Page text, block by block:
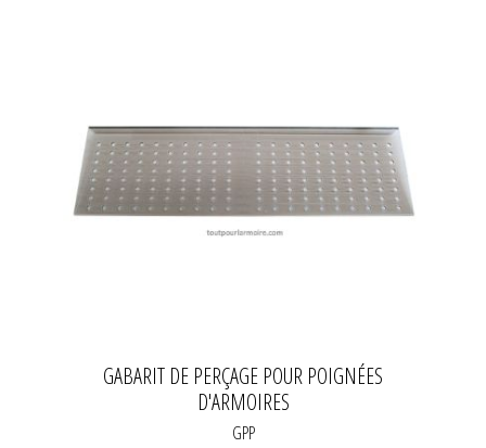
GABARIT DE PERÇAGE POUR POIGNÉES
D'ARMOIRES
GPP